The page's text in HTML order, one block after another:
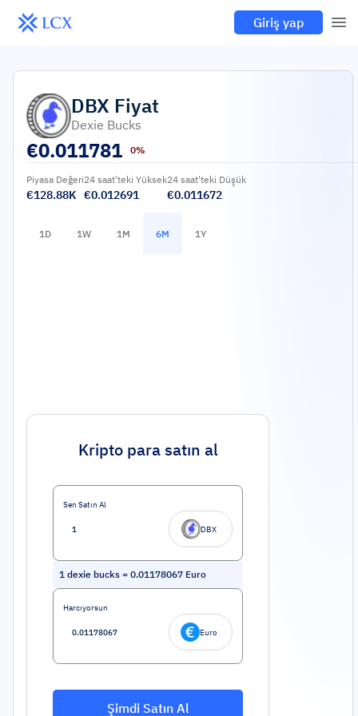
Giriş yap
DBX Fiyat
Dexie Bucks
€0.011781 0%
Piyasa Değeri
€128.88K
24 saat'teki Yüksek
€0.012691
24 saat'teki Düşük
€0.011672
1D 1W 1M 6M 1Y
Kripto para satın al
Sen Satın Al
DBX
1 dexie bucks = 0.01178067 Euro
Harcıyorsun
Euro
Şimdi Satın Al